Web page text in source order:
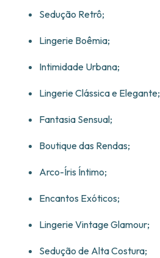
Sedução Retrô;
Lingerie Boêmia;
Intimidade Urbana;
Lingerie Clássica e Elegante;
Fantasia Sensual;
Boutique das Rendas;
Arco-Íris Íntimo;
Encantos Exóticos;
Lingerie Vintage Glamour;
Sedução de Alta Costura;